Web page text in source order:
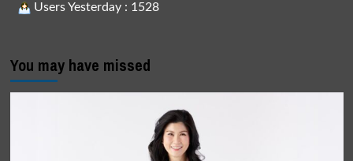
Users Yesterday : 1528
You may have missed